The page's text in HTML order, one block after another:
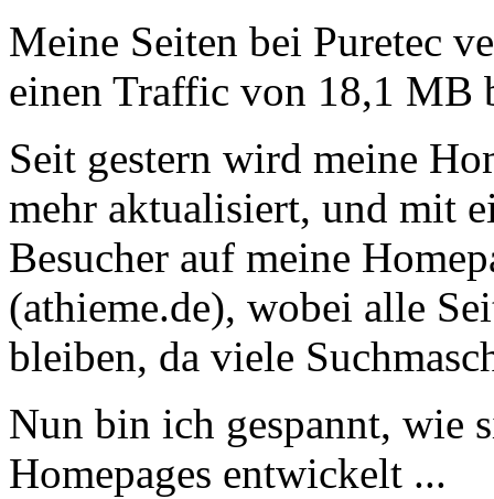
Meine Seiten bei Puretec
einen Traffic von 18,1 MB
Seit gestern wird meine
mehr aktualisiert, und mit
Besucher auf meine
(athieme.de), wobei alle
bleiben, da viele
Nun bin ich gespannt, wie
Homepages entwickelt ...